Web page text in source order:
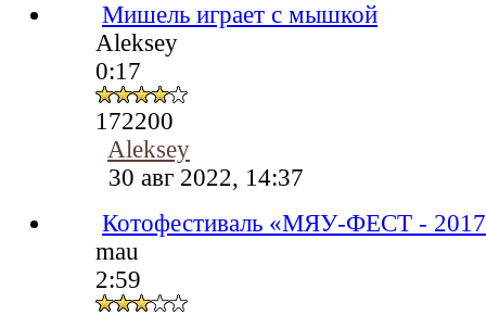
Мишель играет с мышкой
Aleksey
0:17
172200
Aleksey
30 авг 2022, 14:37
Котофестиваль «МЯУ-ФЕСТ -
mau
2:59